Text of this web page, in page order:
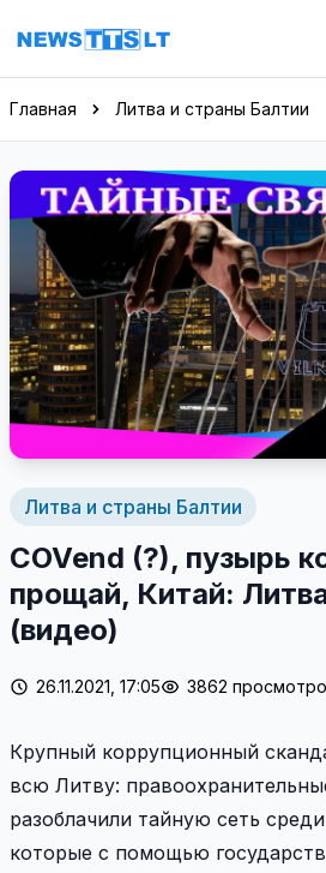
Перейти к содержимому
Главная Литва и страны Балтии
Литва и страны Балтии
COVend (?), пузырь
прощай, Китай:
(видео)
26.11.2021, 17:05 3862
Крупный коррупционный
всю Литву:
разоблачили тайную сеть
которые с помощью